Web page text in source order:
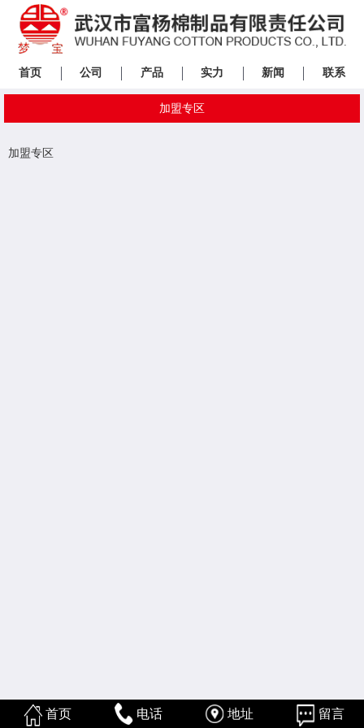
首页 公司 产品 实力 新闻 联系
加盟专区
加盟专区
首页 电话 地址 留言